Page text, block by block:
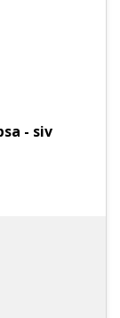
- siv